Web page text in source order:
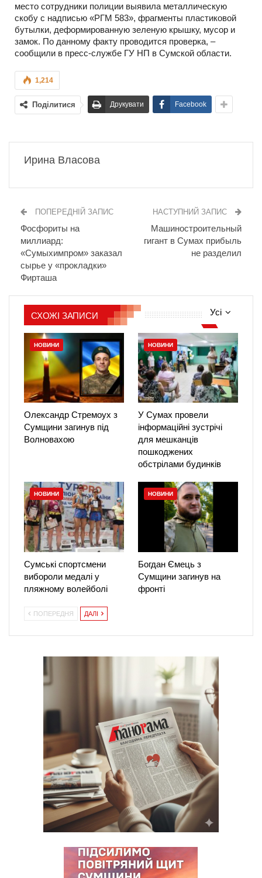
место сотрудники полиции выявила металлическую
скобу с надписью «РГМ 583», фрагменты пластиковой
бутылки, деформированную зеленую крышку, мусор и
замок. По данному факту проводится проверка, –
сообщили в пресс-службе ГУ НП в Сумской области.
1,214
Поділитися Друкувати Facebook
Ирина Власова
ПОПЕРЕДНІЙ ЗАПИС
Фосфориты на
миллиард:
«Сумыхимпром» заказал
сырье у «прокладки»
Фирташа
НАСТУПНИЙ ЗАПИС
Машиностроительный
гигант в Сумах прибыль
не разделил
Усі
СХОЖІ ЗАПИСИ
НОВИНИ
Олександр Стремоух з
Сумщини загинув під
Волновахою
НОВИНИ
У Сумах провели
інформаційні зустрічі
для мешканців
пошкоджених
обстрілами будинків
НОВИНИ
Сумські спортсмени
вибороли медалі у
пляжному волейболі
НОВИНИ
Богдан Ємець з
Сумщини загинув на
фронті
ПОПЕРЕДНЯ ДАЛІ